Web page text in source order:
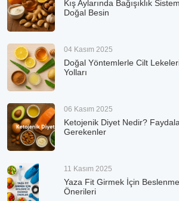
Kış Aylarında Bağışıklık
Doğal Besin
04 Kasım 2025
Doğal Yöntemlerle Cilt
Yolları
06 Kasım 2025
Ketojenik Diyet Nedir?
Gerekenler
11 Kasım 2025
Yaza Fit Girmek İçin
Önerileri